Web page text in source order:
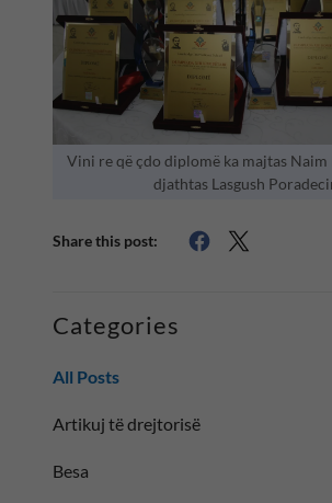
Vini re që çdo diplomë ka majtas Naim
djathtas Lasgush
Share this post:
Categories
All Posts
Artikuj të drejtorisë
Besa